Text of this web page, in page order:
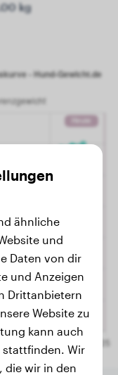
kg
ähnliche
und
Daten von dir
und Anzeigen
Drittanbietern
Website zu
kann auch
stattfinden. Wir
die wir in den